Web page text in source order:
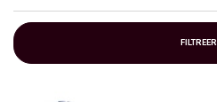
FILTREERI